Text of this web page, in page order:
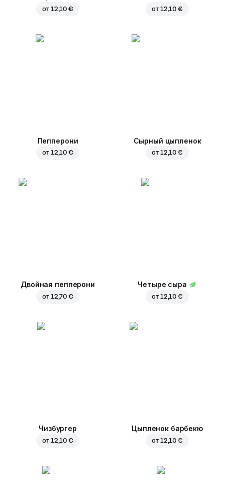
от 12,10 € от 12,10 €
Пепперони
от 12,10 €
Сырный цыпленок
от 12,10 €
Двойная пепперони
от 12,70 €
Четыре сыра
от 12,10 €
Чизбургер
от 12,10 €
Цыпленок барбекю
от 12,10 €